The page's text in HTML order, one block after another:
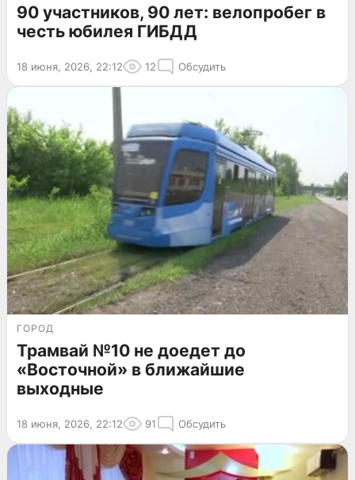
90 участников, 90 лет: велопробег в
честь юбилея ГИБДД
18 июня, 2026, 22:12 12 Обсудить
ГОРОД
Трамвай №10 не доедет до
«Восточной» в ближайшие
выходные
18 июня, 2026, 22:12 91 Обсудить